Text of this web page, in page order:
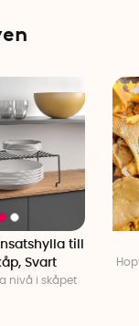
till
Svart
nivå i skåpet